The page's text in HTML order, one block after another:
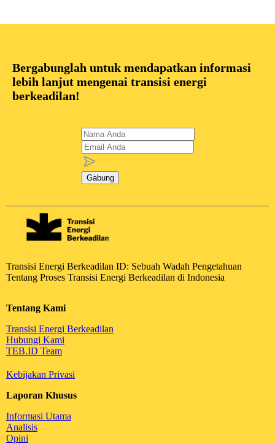
Bergabunglah untuk mendapatkan informasi
lebih lanjut mengenai transisi energi
berkeadilan!
Gabung
Transisi Energi Berkeadilan ID: Sebuah Wadah Pengetahuan
Tentang Proses Transisi Energi Berkeadilan di Indonesia
Tentang Kami
Transisi Energi Berkeadilan
Hubungi Kami
TEB.ID Team
Kebijakan Privasi
Laporan Khusus
Informasi Utama
Analisis
Opini